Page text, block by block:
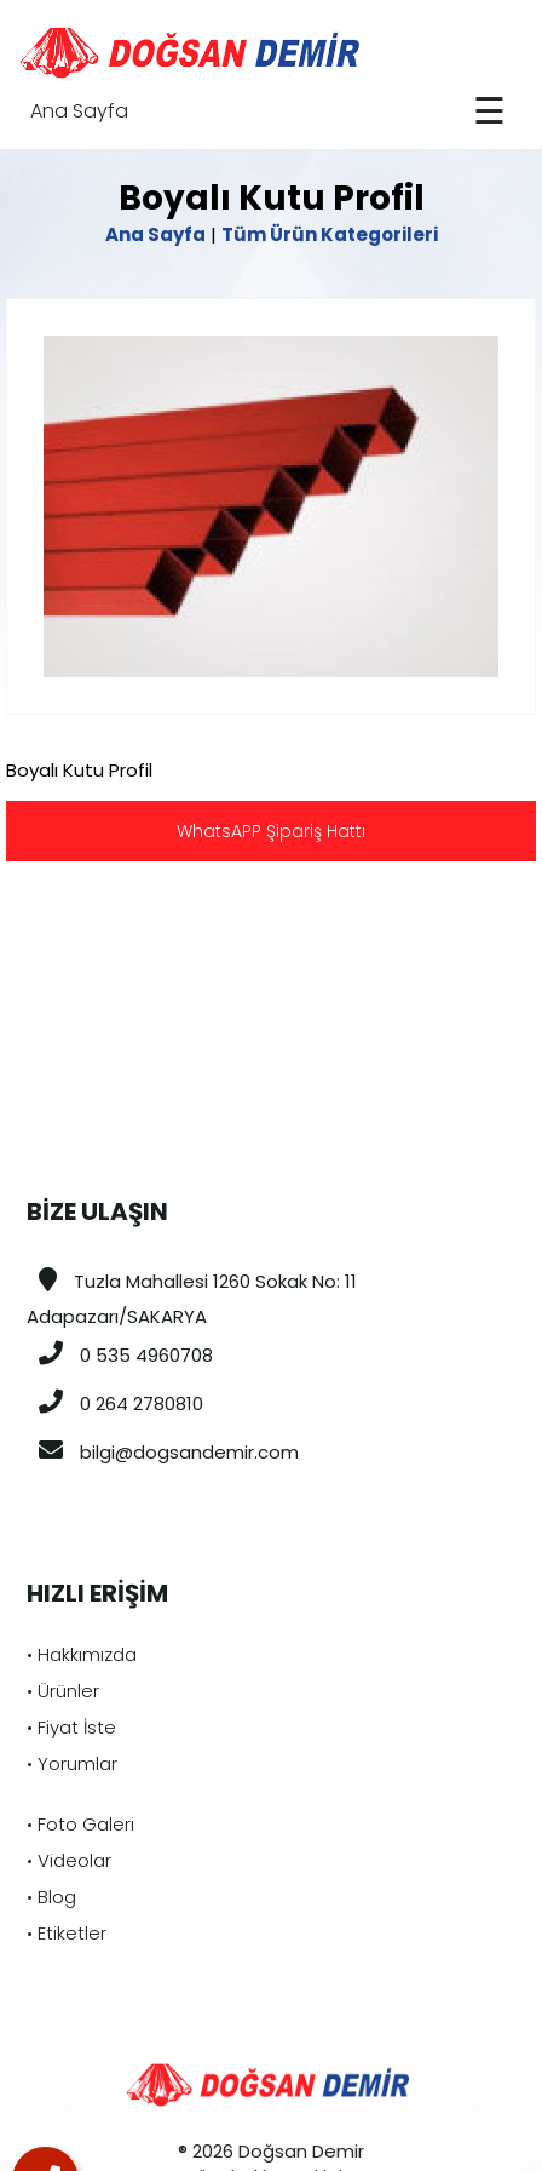
Ana Sayfa ☰
Boyalı Kutu Profil
Ana Sayfa | Tüm Ürün Kategorileri
Boyalı Kutu Profil
WhatsAPP Şipariş Hattı
BİZE ULAŞIN
Tuzla Mahallesi 1260 Sokak No: 11
Adapazarı/SAKARYA
0 535 4960708
0 264 2780810
bilgi@dogsandemir.com
HIZLI ERİŞİM
• Hakkımızda
• Ürünler
• Fiyat İste
• Yorumlar
• Foto Galeri
• Videolar
• Blog
• Etiketler
® 2026 Doğsan Demir